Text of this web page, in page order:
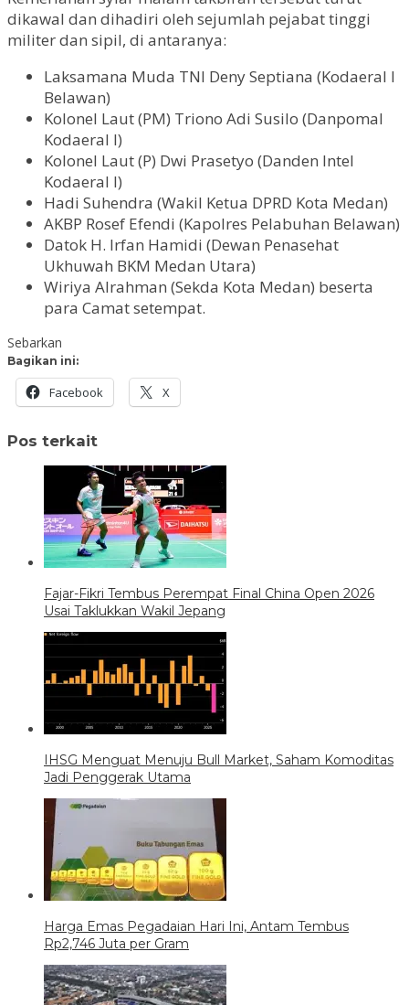
dikawal dan dihadiri oleh sejumlah pejabat tinggi
militer dan sipil, di antaranya:
Laksamana Muda TNI Deny Septiana (Kodaeral I
Belawan)
Kolonel Laut (PM) Triono Adi Susilo (Danpomal
Kodaeral I)
Kolonel Laut (P) Dwi Prasetyo (Danden Intel
Kodaeral I)
Hadi Suhendra (Wakil Ketua DPRD Kota Medan)
AKBP Rosef Efendi (Kapolres Pelabuhan Belawan)
Datok H. Irfan Hamidi (Dewan Penasehat
Ukhuwah BKM Medan Utara)
Wiriya Alrahman (Sekda Kota Medan) beserta
para Camat setempat.
Sebarkan
Bagikan ini:
Facebook X
Pos terkait
Fajar-Fikri Tembus Perempat Final China Open 2026
Usai Taklukkan Wakil Jepang
IHSG Menguat Menuju Bull Market, Saham Komoditas
Jadi Penggerak Utama
Harga Emas Pegadaian Hari Ini, Antam Tembus
Rp2,746 Juta per Gram